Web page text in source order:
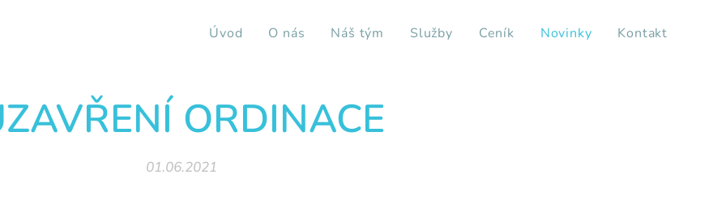
Úvod O nás Náš tým Služby Ceník Novinky Kontakt
ORDINACE
01.06.2021